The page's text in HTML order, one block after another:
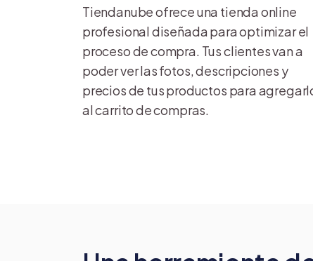
Tiendanube ofrece una tienda online
profesional diseñada para optimizar el
proceso de compra. Tus clientes van a
poder ver las fotos, descripciones y
precios de tus productos para
al carrito de compras.